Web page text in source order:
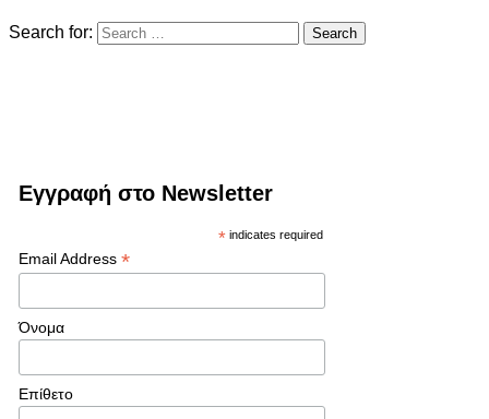
Search for:
Εγγραφή στο Newsletter
* indicates required
Email Address *
Όνομα
Επίθετο